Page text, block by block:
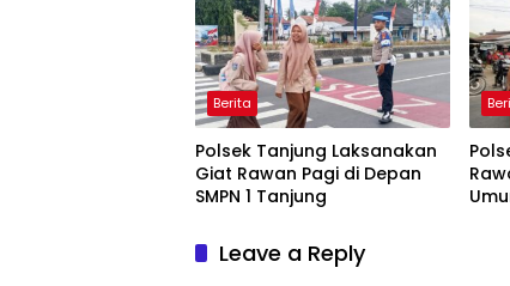
Berita
Polsek Tanjung Laksanakan
Giat Rawan Pagi di Depan
SMPN 1 Tanjung
Leave a Reply